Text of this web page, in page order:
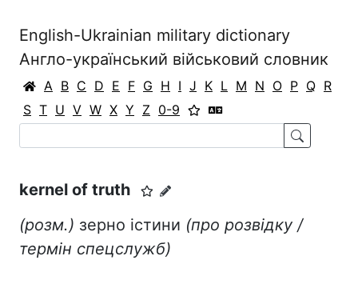
English-Ukrainian military dictionary
Англо-український військовий словник
A B C D E F G H I J K L M N O P Q R
S T U V W X Y Z 0-9
kernel of truth
(розм.) зерно істини (про розвідку /
термін спецслужб)